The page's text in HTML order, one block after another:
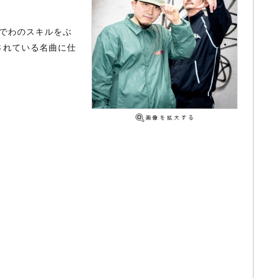
わのスキルをぶ
ている名曲に仕